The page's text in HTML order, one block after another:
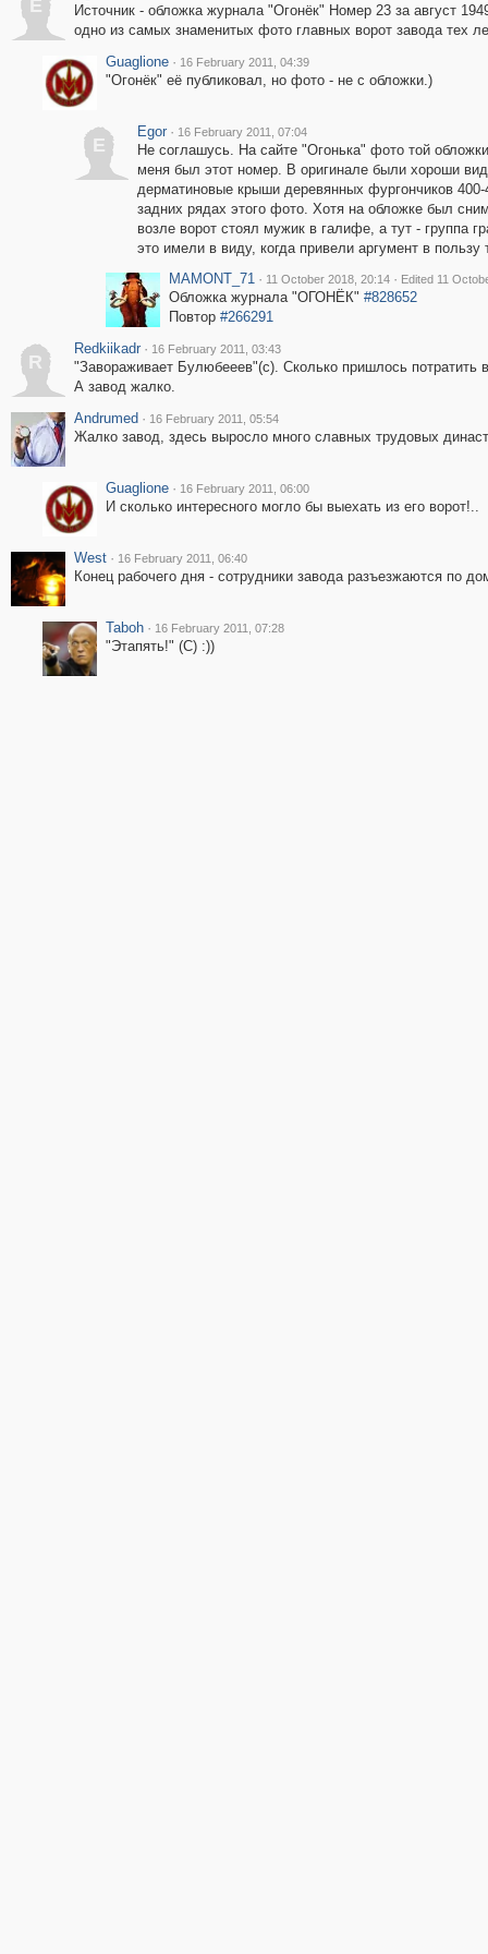
E
Источник - обложка журнала "Огонёк" Номер 23 за август
одно из самых знаменитых фото главных ворот завода тех
Guaglione · 16 February 2011, 04:39
"Огонёк" её публиковал, но фото - не с обложки.)
E
Egor · 16 February 2011, 07:04
Не соглашусь. На сайте "Огонька" фото той
меня был этот номер. В оригинале были хороши
дерматиновые крыши деревянных фургончиков 400-
задних рядах этого фото. Хотя на обложке был
возле ворот стоял мужик в галифе, а тут - группа
это имели в виду, когда привели аргумент в
MAMONT_71 · 11 October 2018, 20:14 · Edited 11
Обложка журнала "ОГОНЁК" #828652
Повтор #266291
R
Redkiikadr · 16 February 2011, 03:43
"Завораживает Булюбееев"(с). Сколько пришлось потратить
А завод жалко.
Andrumed · 16 February 2011, 05:54
Жалко завод, здесь выросло много славных трудовых
Guaglione · 16 February 2011, 06:00
И сколько интересного могло бы выехать из его ворот!..
West · 16 February 2011, 06:40
Конец рабочего дня - сотрудники завода разъезжаются по
Taboh · 16 February 2011, 07:28
"Этапять!" (С) :))